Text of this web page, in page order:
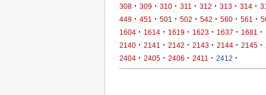
308 · 309 · 310 · 311 · 312 · 313 · 314 ·
449 · 451 · 501 · 502 · 542 · 560 · 561 ·
1604 · 1614 · 1619 · 1623 · 1637 · 1681 ·
2140 · 2141 · 2142 · 2143 · 2144 · 2145 ·
2404 · 2405 · 2406 · 2411 · 2412 ·